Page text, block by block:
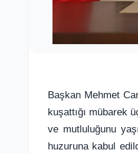
Başkan Mehmet
kuşattığı mübarek
ve mutluluğunu
huzuruna kabul